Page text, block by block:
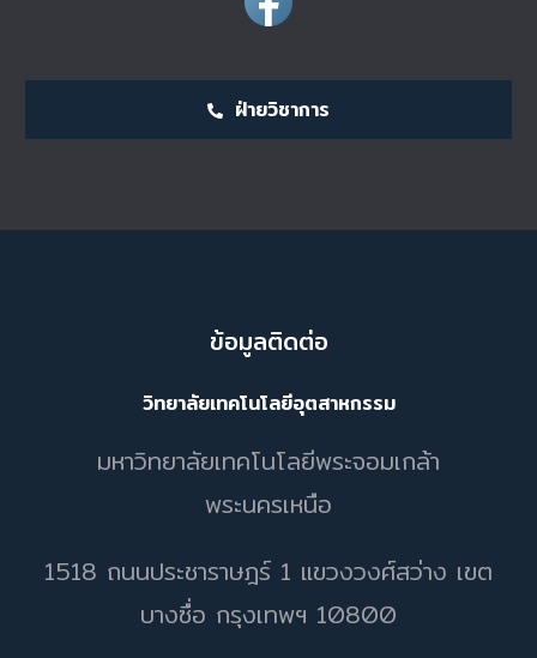
ฝ่ายวิชาการ
ข้อมูลติดต่อ
วิทยาลัยเทคโนโลยีอุตสาหกรรม
มหาวิทยาลัยเทคโนโลยีพระจอมเกล้า
พระนครเหนือ
1518 ถนนประชาราษฎร์ 1 แขวงวงศ์สว่าง เขต
บางซื่อ กรุงเทพฯ 10800